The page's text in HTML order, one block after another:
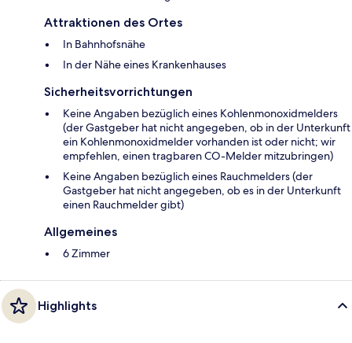
Attraktionen des Ortes
In Bahnhofsnähe
In der Nähe eines Krankenhauses
Sicherheitsvorrichtungen
Keine Angaben bezüglich eines Kohlenmonoxidmelders
(der Gastgeber hat nicht angegeben, ob in der Unterkunft
ein Kohlenmonoxidmelder vorhanden ist oder nicht; wir
empfehlen, einen tragbaren CO-Melder mitzubringen)
Keine Angaben bezüglich eines Rauchmelders (der
Gastgeber hat nicht angegeben, ob es in der Unterkunft
einen Rauchmelder gibt)
Allgemeines
6 Zimmer
Highlights